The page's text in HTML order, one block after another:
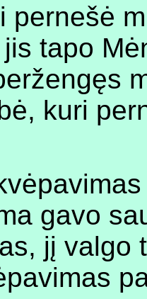
pernešė
tapo
kuri
gavo
jį valgo